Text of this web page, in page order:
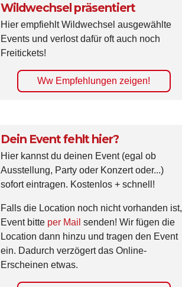
Wildwechsel präsentiert
Hier empfiehlt Wildwechsel ausgewählte
Events und verlost dafür oft auch noch
Freitickets!
Ww Empfehlungen zeigen!
Dein Event fehlt hier?
Hier kannst du deinen Event (egal ob
Ausstellung, Party oder Konzert oder...)
sofort eintragen. Kostenlos + schnell!
Falls die Location noch nicht vorhanden ist,
Event bitte per Mail senden! Wir fügen die
Location dann hinzu und tragen den Event
ein. Dadurch verzögert das Online-
Erscheinen etwas.